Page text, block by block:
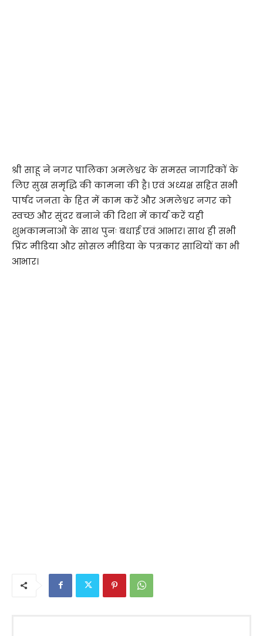
श्री साहू ने नगर पालिका अमलेश्वर के समस्त नागरिकों के
लिए सुख समृद्धि की कामना की है। एवं अध्यक्ष सहित सभी
पार्षद जनता के हित में काम करें और अमलेश्वर नगर को
स्वच्छ और सुंदर बनाने की दिशा में कार्य करें यही
शुभकामनाओं के साथ पुनः बधाई एवं आभार। साथ ही सभी
प्रिंट मीडिया और सोसल मीडिया के पत्रकार साथियों का भी
आभार।